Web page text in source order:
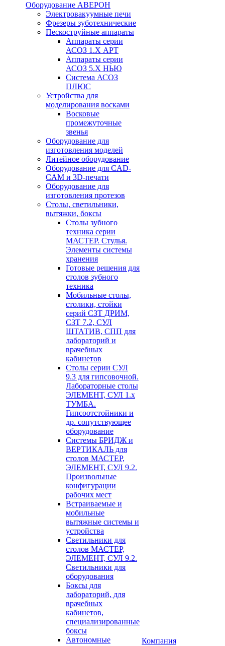
Оборудование АВЕРОН
Электровакуумные печи
Фрезеры зуботехнические
Пескоструйные аппараты
Аппараты серии
АСОЗ 1.Х АРТ
Аппараты серии
АСОЗ 5.Х НЬЮ
Система АСОЗ
ПЛЮС
Устройства для
моделирования восками
Восковые
промежуточные
звенья
Оборудование для
изготовления моделей
Литейное оборудование
Оборудование для CAD-
CAM и 3D-печати
Оборудование для
изготовления протезов
Cтолы, светильники,
вытяжки, боксы
Столы зубного
техника серии
МАСТЕР. Стулья.
Элементы системы
хранения
Готовые решения для
столов зубного
техника
Мобильные столы,
столики, стойки
серий СЗТ ДРИМ,
СЗТ 7.2, СУЛ
ШТАТИВ, СПП для
лабораторий и
врачебных
кабинетов
Столы серии СУЛ
9.3 для гипсовочной.
Лабораторные столы
ЭЛЕМЕНТ, СУЛ 1.х
ТУМБА.
Гипсоотстойники и
др. сопутствующее
оборудование
Системы БРИДЖ и
ВЕРТИКАЛЬ для
столов МАСТЕР,
ЭЛЕМЕНТ, СУЛ 9.2.
Произвольные
конфигурации
рабочих мест
Встраиваемые и
мобильные
вытяжные системы и
устройства
Светильники для
столов МАСТЕР,
ЭЛЕМЕНТ, СУЛ 9.2.
Светильники для
оборудования
Боксы для
лабораторий, для
врачебных
кабинетов,
специализированные
боксы
Автономные
Компания